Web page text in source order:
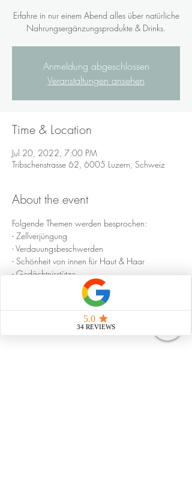
Erfahre in nur einem Abend alles über natürliche
Nahrungsergänzungsprodukte & Drinks.
Anmeldung abgeschlossen
Veranstaltungen ansehen
Time & Location
Jul 20, 2022, 7:00 PM
Tribschenstrasse 62, 6005 Luzern, Schweiz
About the event
Folgende Themen werden besprochen:
- Zellverjüngung
- Verdauungsbeschwerden
- Schönheit von innen für Haut & Haar
- Gedächtnisstütze
- Frauenbeschwerden